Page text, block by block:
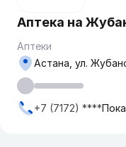
Аптека на
Аптеки
Астана, ул.
+7 (7172) ****